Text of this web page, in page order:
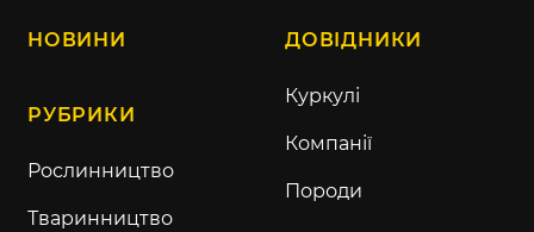
НОВИНИ
РУБРИКИ
Рослинництво
Тваринництво
ДОВІДНИКИ
Куркулі
Компанії
Породи